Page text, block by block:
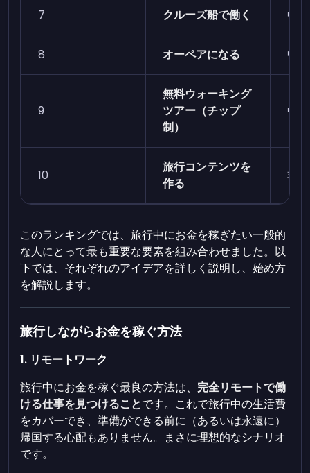
7 クルーズ船で働く 中
8 オーペアになる 中
9
無料ウォーキング
ツアー（チップ
制）
中
10
旅行コンテンツを
作る
非
このランキングでは、旅行中にお金を稼ぎたい一般的
な人にとって最も重要な要素を組み合わせました。以
下では、それぞれのアイデアを詳しく説明し、始め方
を解説します。
旅行しながらお金を稼ぐ方法
1. リモートワーク
旅行中にお金を稼ぐ最良の方法は、完全リモートで働
ける仕事を見つけることです。これで旅行中の生活費
をカバーでき、準備ができる前に（あるいは永遠に）
帰国する心配もありません。まさに理想的なシナリオ
です。